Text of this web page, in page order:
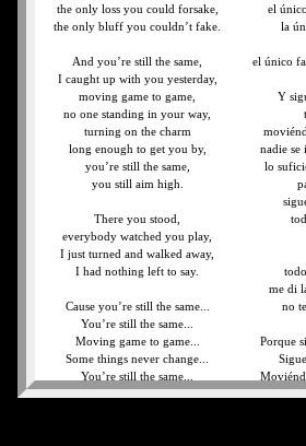
the only loss you could forsake,
the only bluff you couldn’t fake.
And you’re still the same,
I caught up with you yesterday,
moving game to game,
no one standing in your way,
turning on the charm
long enough to get you by,
you’re still the same,
you still aim high.
There you stood,
everybody watched you play,
I just turned and walked away,
I had nothing left to say.
Cause you’re still the same...
You’re still the same...
Moving game to game...
Some things never change...
You’re still the same...
You’re still the same...
el
la
el único
Y
nadie se
lo
me di
no
Porque
Algunas